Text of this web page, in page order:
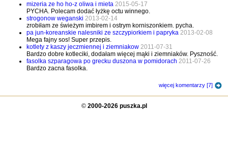
mizeria ze ho ho-z oliwa i mieta 2015-05-17
PYCHA. Polecam dodać łyżkę octu winnego.
strogonow weganski 2013-02-14
zrobiłam ze świeżym imbirem i ostrym korniszonkiem. pycha.
pa jun-koreanskie nalesniki ze szczypiorkiem i papryka 2013-02-08
Mega fajny sos! Super przepis.
kotlety z kaszy jeczmiennej i ziemniakow 2011-07-31
Bardzo dobre kotleciki, dodałam więcej mąki i ziemniaków. Pyszność.
fasolka szparagowa po grecku duszona w pomidorach 2011-07-26
Bardzo zacna fasolka.
więcej komentarzy [7]
© 2000-2026 puszka.pl